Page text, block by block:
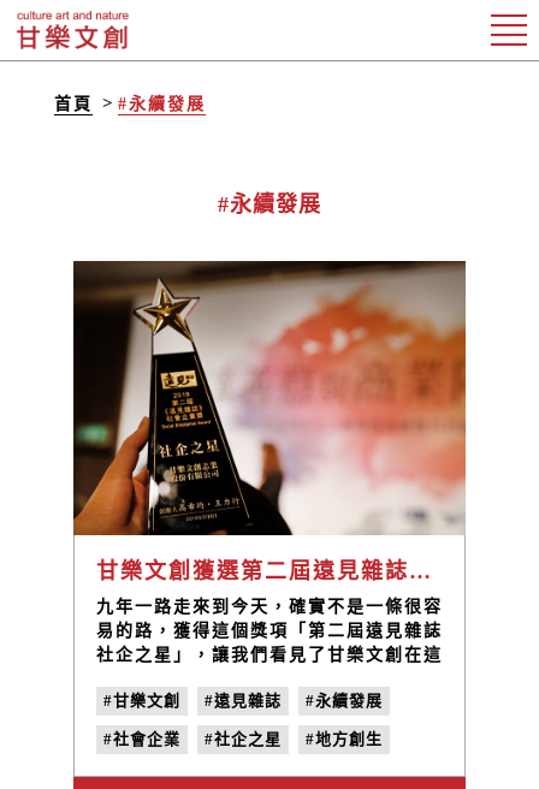
首頁 #永續發展
#永續發展
甘樂文創獲選第二屆遠見雜誌社企之星
九年一路走來到今天，確實不是一條很容
易的路，獲得這個獎項「第二屆遠見雜誌
社企之星」，讓我們看見了甘樂文創在這
所聽到的一句話「我們知道我們想要的臺
灣是什麼樣子，讓善意與商業同在」未來
我們將承載更多的社會責任、對於土地以
及社區的愛持續的串聯這樣的力量，未來
#甘樂文創 #遠見雜誌 #永續發展
#社會企業 #社企之星 #地方創生
#課後陪伴 #城鄉發展